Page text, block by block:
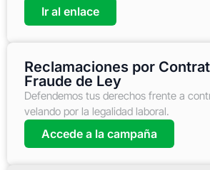
Ir al enlace
Reclamaciones por
Fraude de Ley
Defendemos tus derechos frente a
velando por la legalidad laboral.
Accede a la campaña